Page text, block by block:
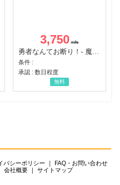
3,750
条件 :
承認 : 数日程度
無料
バシーポリシー
FAQ・お問い合わせ
会社概要 サイトマップ